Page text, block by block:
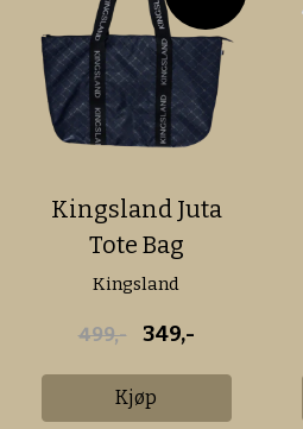
Kingsland Juta
Tote Bag
Kingsland
499,- 349,-
Kjøp